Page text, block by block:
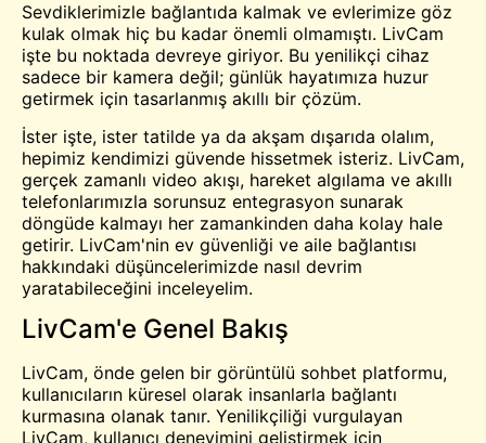
Sevdiklerimizle bağlantıda kalmak ve evlerimize göz
kulak olmak hiç bu kadar önemli olmamıştı. LivCam
işte bu noktada devreye giriyor. Bu yenilikçi cihaz
sadece bir kamera değil; günlük hayatımıza huzur
getirmek için tasarlanmış akıllı bir çözüm.
İster işte, ister tatilde ya da akşam dışarıda olalım,
hepimiz kendimizi güvende hissetmek isteriz. LivCam,
gerçek zamanlı video akışı, hareket algılama ve akıllı
telefonlarımızla sorunsuz entegrasyon sunarak
döngüde kalmayı her zamankinden daha kolay hale
getirir. LivCam'nin ev güvenliği ve aile bağlantısı
hakkındaki düşüncelerimizde nasıl devrim
yaratabileceğini inceleyelim.
LivCam'e Genel Bakış
LivCam, önde gelen bir görüntülü sohbet platformu,
kullanıcıların küresel olarak insanlarla bağlantı
kurmasına olanak tanır. Yenilikçiliği vurgulayan
LivCam, kullanıcı deneyimini geliştirmek için